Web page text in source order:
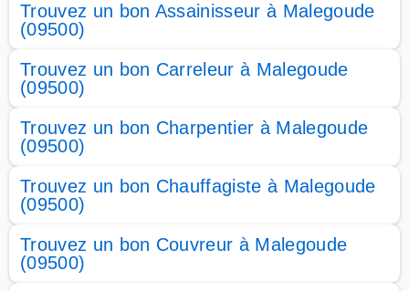
Trouvez un bon Assainisseur à Malegoude
(09500)
Trouvez un bon Carreleur à Malegoude
(09500)
Trouvez un bon Charpentier à Malegoude
(09500)
Trouvez un bon Chauffagiste à Malegoude
(09500)
Trouvez un bon Couvreur à Malegoude
(09500)